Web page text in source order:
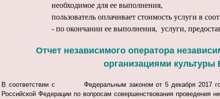
необходимое для ее выполнения,
пользователь оплачивает стоимость услуги в
- по окончании ее выполнения, услуги,
Отчет независимого оператора
организациями культуры
В соответствии с Федеральным законом от 5 декабря 2017
Российской Федерации по вопросам совершенствования проведения